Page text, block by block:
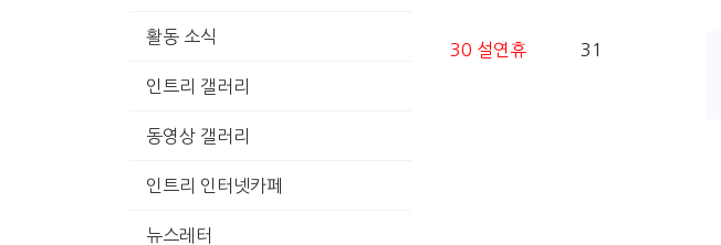
활동 소식
인트리 갤러리
동영상 갤러리
인트리 인터넷카페
뉴스레터
30 설연휴 31